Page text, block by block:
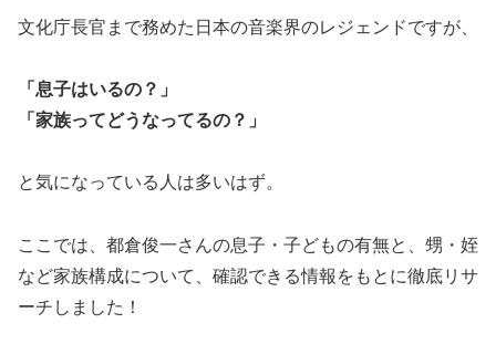
文化庁長官まで務めた日本の音楽界のレジェンドですが、
「息子はいるの？」
「家族ってどうなってるの？」
と気になっている人は多いはず。
ここでは、都倉俊一さんの息子・子どもの有無と、甥・姪
など家族構成について、確認できる情報をもとに徹底リサ
ーチしました！